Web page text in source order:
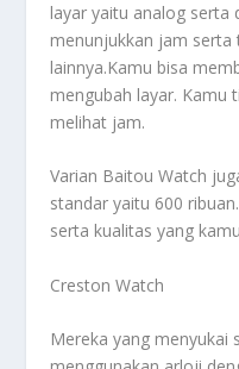
layar yaitu analog serta
menunjukkan jam serta
lainnya.Kamu bisa
mengubah layar. Kamu
melihat jam.
Varian Baitou Watch
standar yaitu 600
serta kualitas yang
Creston Watch
Mereka yang menyukai